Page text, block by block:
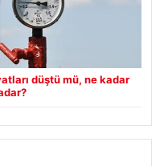
düştü mü, ne kadar